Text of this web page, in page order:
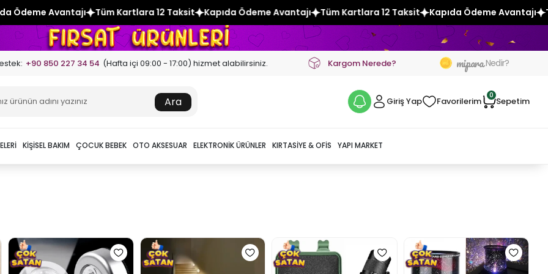
Tüm Kartlara 12 Taksit Kapıda Ödeme Avantajı Tüm Kartlara 12 Taksit Kapıda Ödeme Avantajı Tüm Kartlara 12
+90 850 227 34 54 (Hafta içi 09:00 - 17:00) hizmet alabilirsiniz. Kargom Nerede? mipara Nedir?
Ara Giriş Yap Favorilerim
0
Sepetim
KIŞISEL BAKIM ÇOCUK BEBEK OTO AKSESUAR ELEKTRONIK ÜRÜNLER KIRTASIYE & OFIS YAPI MARKET